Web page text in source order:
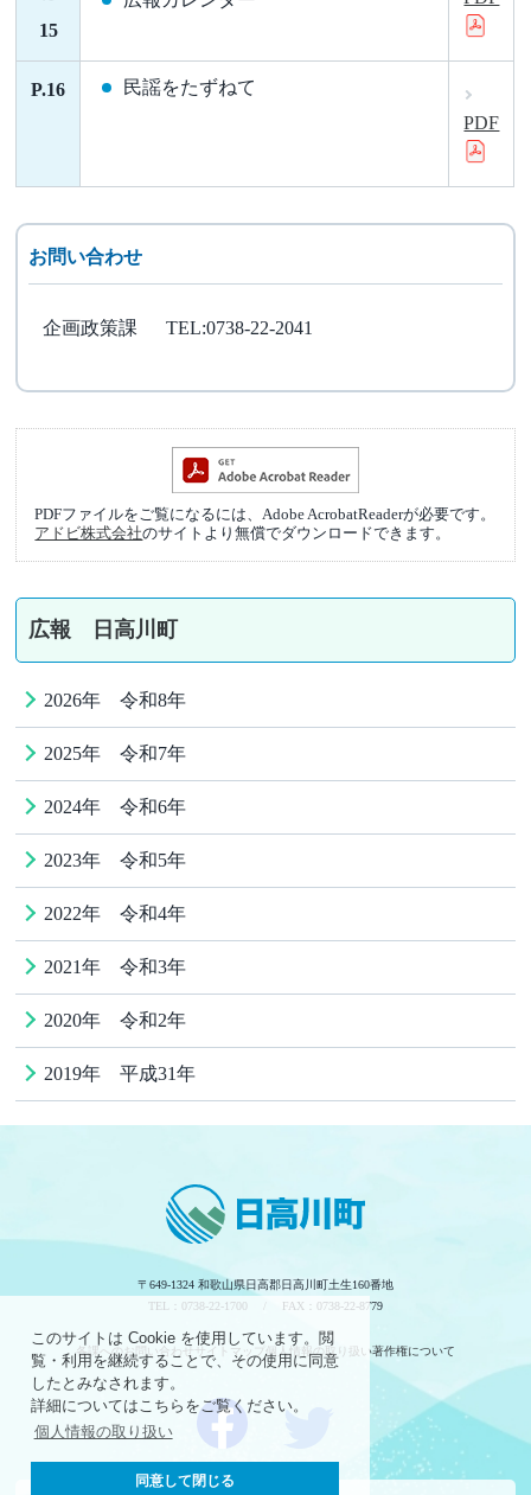
このサイトは Cookie を使用しています。閲
覧・利用を継続することで、その使用に同意
したとみなされます。
詳細についてはこちらをご覧ください。
個人情報の取り扱い
同意して閉じる
15
P.16
民謡をたずねて
PDF
お問い合わせ
企画政策課 TEL:0738-22-2041
PDFファイルをご覧になるには、Adobe AcrobatReaderが必要です。
アドビ株式会社のサイトより無償でダウンロードできます。
広報 日高川町
2026年 令和8年
2025年 令和7年
2024年 令和6年
2023年 令和5年
2022年 令和4年
2021年 令和3年
2020年 令和2年
2019年 平成31年
〒649-1324 和歌山県日高郡日高川町土生160番地
TEL：0738-22-1700 / FAX：0738-22-8779
各課へのお問い合わせ サイトマップ個人情報の取り扱い著作権について